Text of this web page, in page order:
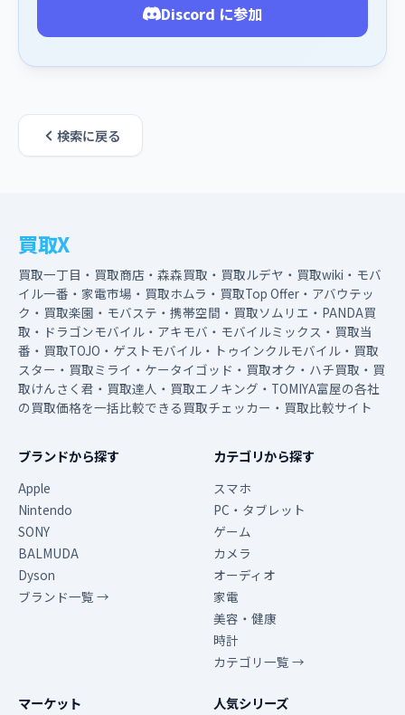
Discord に参加
検索に戻る
買取X
買取一丁目・買取商店・森森買取・買取ルデヤ・買取wiki・モバ
イル一番・家電市場・買取ホムラ・買取Top Offer・アバウテッ
ク・買取楽園・モバステ・携帯空間・買取ソムリエ・PANDA買
取・ドラゴンモバイル・アキモバ・モバイルミックス・買取当
番・買取TOJO・ゲストモバイル・トゥインクルモバイル・買取
スター・買取ミライ・ケータイゴッド・買取オク・ハチ買取・買
取けんさく君・買取達人・買取エノキング・TOMIYA富屋の各社
の買取価格を一括比較できる買取チェッカー・買取比較サイト
ブランドから探す
Apple
Nintendo
SONY
BALMUDA
Dyson
ブランド一覧 →
カテゴリから探す
スマホ
PC・タブレット
ゲーム
カメラ
オーディオ
家電
美容・健康
時計
カテゴリ一覧 →
マーケット 人気シリーズ